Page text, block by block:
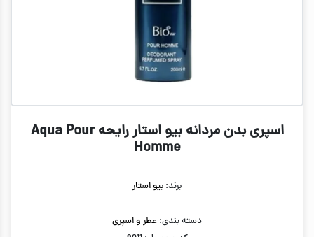
اسپری بدن مردانه بیو استار رایحه Aqua Pour
Homme
برند: بیو استار
دسته بندی: عطر و اسپری